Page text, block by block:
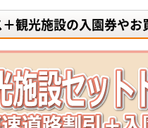
観光施設の入園券や